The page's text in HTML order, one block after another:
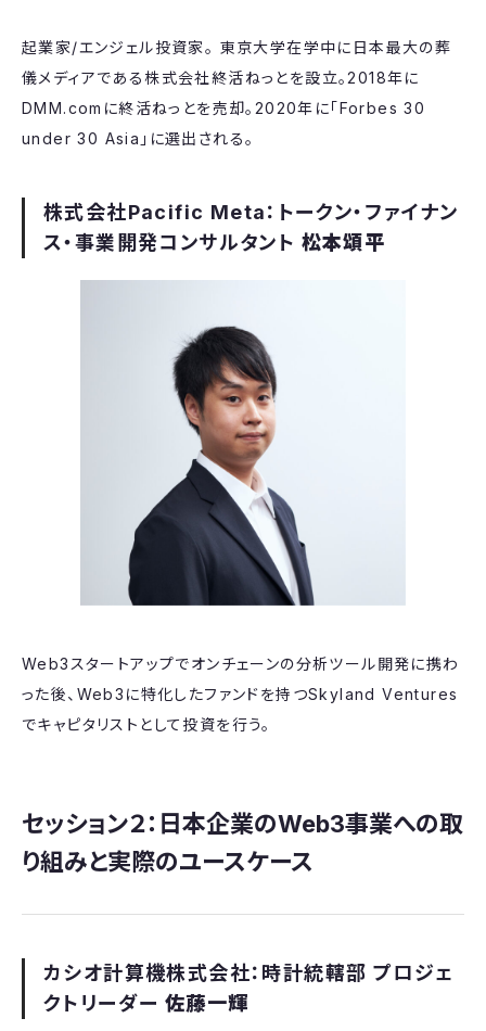
起業家/エンジェル投資家。 東京大学在学中に日本最大の葬
儀メディアである株式会社終活ねっとを設立。2018年に
DMM.comに終活ねっとを売却。2020年に「Forbes 30
under 30 Asia」に選出される。
株式会社Pacific Meta：トークン・ファイナン
ス・事業開発コンサルタント 松本頌平
Web3スタートアップでオンチェーンの分析ツール開発に携わ
った後、Web3に特化したファンドを持つSkyland Ventures
でキャピタリストとして投資を行う。
セッション２：日本企業のWeb3事業への取
り組みと実際のユースケース
カシオ計算機株式会社：時計統轄部 プロジェ
クトリーダー 佐藤一輝